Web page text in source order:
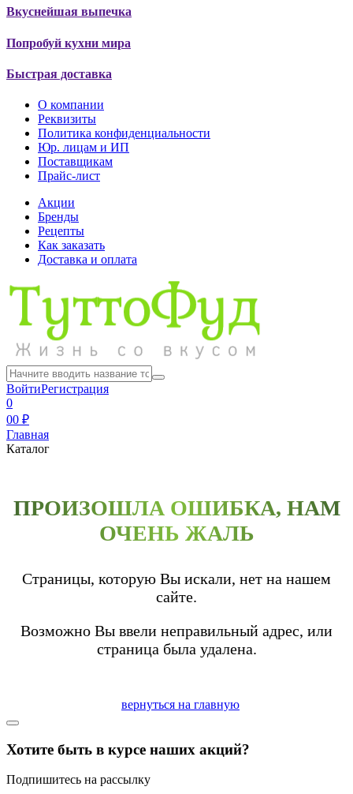
Вкуснейшая выпечка
Попробуй кухни мира
Быстрая доставка
О компании
Реквизиты
Политика конфиденциальности
Юр. лицам и ИП
Поставщикам
Прайс-лист
Акции
Бренды
Рецепты
Как заказать
Доставка и оплата
ВойтиРегистрация
0
00 ₽
Главная
Каталог
ПРОИЗОШЛА ОШИБКА, НАМ
ОЧЕНЬ ЖАЛЬ
Страницы, которую Вы искали, нет на нашем
сайте.
Возможно Вы ввели неправильный адрес, или
страница была удалена.
вернуться на главную
Хотите быть в курсе наших акций?
Подпишитесь на рассылку